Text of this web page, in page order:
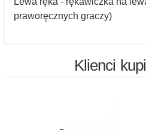
praworęcznych graczy)
Klienci